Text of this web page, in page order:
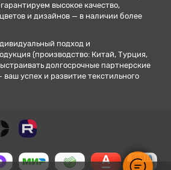
высокое качество,
и дизайнов — в наличии более
подход и
(производство: Китай, Турция,
долгосрочные партнерские
успех и развитие текстильного